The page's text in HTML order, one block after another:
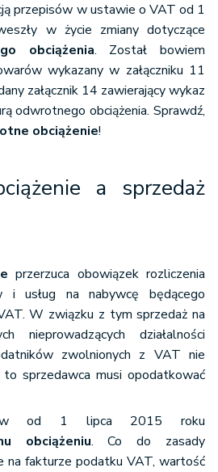
przepisów w ustawie o VAT od 1
w życie zmiany dotyczące
obciążenia. Został bowiem
wykazany w załączniku 11
załącznik 14 zawierający wykaz
odwrotnego obciążenia. Sprawdź,
obciążenie!
a sprzedaż
przerzuca obowiązek rozliczenia
usług na nabywcę będącego
W związku z tym sprzedaż na
nieprowadzących działalności
zwolnionych z VAT nie
sprzedawca musi opodatkować
od 1 lipca 2015 roku
obciążeniu. Co do zasady
na fakturze podatku VAT, wartość